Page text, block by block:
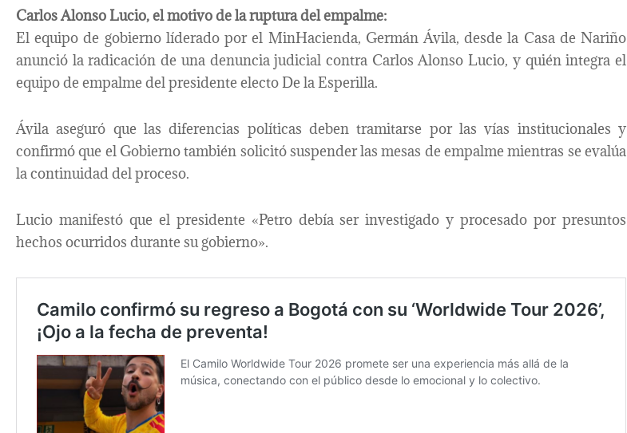
Carlos Alonso Lucio, el motivo de la ruptura del empalme:
El equipo de gobierno líderado por el MinHacienda, Germán Ávila, desde la Casa de Nariño
anunció la radicación de una denuncia judicial contra Carlos Alonso Lucio, y quién integra el
equipo de empalme del presidente electo De la Esperilla.
Ávila aseguró que las diferencias políticas deben tramitarse por las vías institucionales y
confirmó que el Gobierno también solicitó suspender las mesas de empalme mientras se evalúa
la continuidad del proceso.
Lucio manifestó que el presidente «Petro debía ser investigado y procesado por presuntos
hechos ocurridos durante su gobierno».